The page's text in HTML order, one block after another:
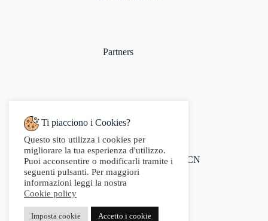
Partners
Indirizzo:
Via Audisio, 26, 12042 Bra CN
Telefono:
0172 412 414
Fax:
Ti piacciono i Cookies?
Questo sito utilizza i cookies per
migliorare la tua esperienza d'utilizzo.
Puoi acconsentire o modificarli tramite i
seguenti pulsanti. Per maggiori
informazioni leggi la nostra
Cookie policy
Imposta cookie Accetto i cookie